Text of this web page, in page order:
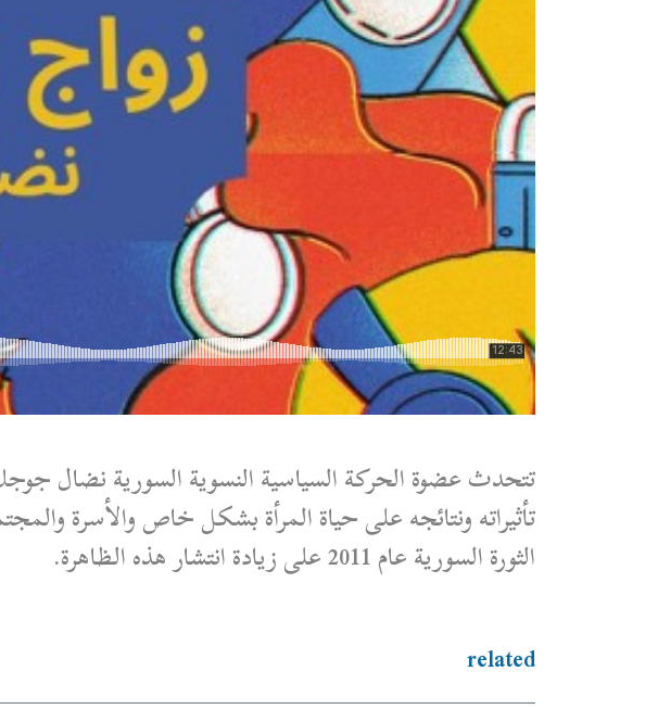
تتحدث عضوة الحركة السياسية النسوية السورية نضال
تأثيراته ونتائجه على حياة المرأة بشكل خاص والأسرة
الثورة السورية عام 2011 على زيادة انتشار هذه الظاهرة.
related